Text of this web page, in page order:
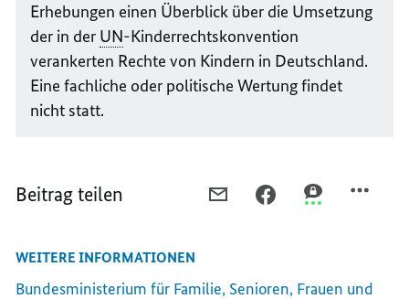
Erhebungen einen Überblick über die Umsetzung
der in der UN-Kinderrechtskonvention
verankerten Rechte von Kindern in Deutschland.
Eine fachliche oder politische Wertung findet
nicht statt.
Beitrag teilen
KINDERRECHTE
WEITERE INFORMATIONEN
Bundesministerium für Familie, Senioren, Frauen und